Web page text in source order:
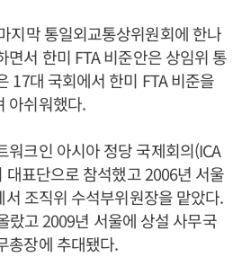
지막 통일외교통상위원회에 한나
면서 한미 FTA 비준안은 상임위 통
17대 국회에서 한미 FTA 비준을
아쉬워했다.
워크인 아시아 정당 국제회의(ICA
대표단으로 참석했고 2006년 서울
서 조직위 수석부위원장을 맡았다.
랐고 2009년 서울에 상설 사무국
총장에 추대됐다.